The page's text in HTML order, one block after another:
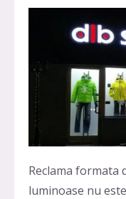
Reclama formata
luminoase nu